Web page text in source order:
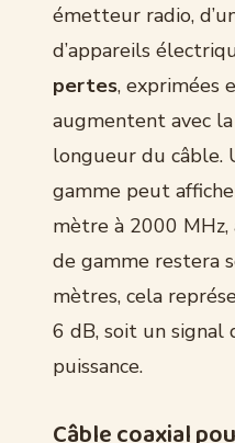
émetteur radio,
d’appareils
pertes, exprimées
augmentent avec
longueur du câble.
gamme peut
mètre à 2000 MHz,
de gamme restera
mètres, cela
6 dB, soit un signal
puissance.